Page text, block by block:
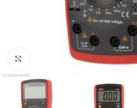
Click to enlarge